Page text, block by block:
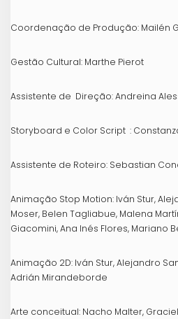
Coordenação de Produção: Mailén
Gestão Cultural: Marthe Pierot
Assistente de Direção: Andreina
Storyboard e Color Script :
Assistente de Roteiro: Sebastian
Animação Stop Motion: Iván Stur,
Moser, Belen Tagliabue, Malena
Giacomini, Ana Inés Flores, Mariano
Animação 2D: Iván Stur, Alejandro
Adrián Mirandeborde
Arte conceitual: Nacho Malter,